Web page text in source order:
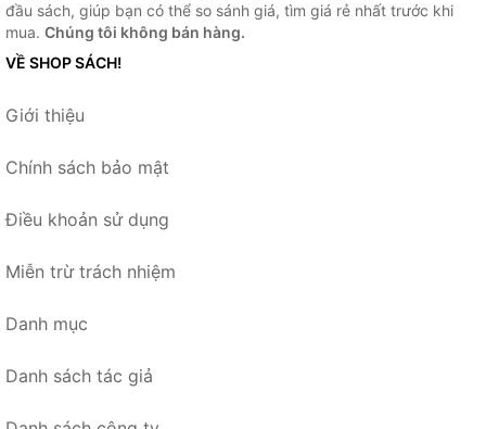
đầu sách, giúp bạn có thể so sánh giá, tìm giá rẻ nhất trước khi
mua. Chúng tôi không bán hàng.
VỀ SHOP SÁCH!
Giới thiệu
Chính sách bảo mật
Điều khoản sử dụng
Miễn trừ trách nhiệm
Danh mục
Danh sách tác giả